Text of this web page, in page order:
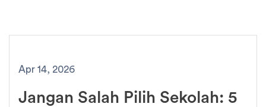
Apr 14, 2026
Jangan Salah Pilih Sekolah: 5